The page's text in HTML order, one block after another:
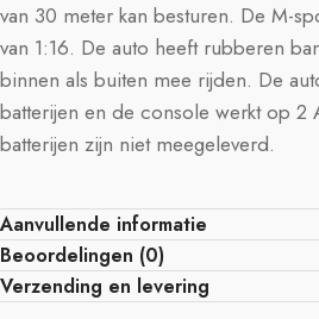
van 30 meter kan besturen. De M-
van 1:16. De auto heeft rubberen
binnen als buiten mee rijden. De
batterijen en de console werkt op 2
batterijen zijn niet meegeleverd.
Aanvullende informatie
Beoordelingen (0)
Verzending en levering